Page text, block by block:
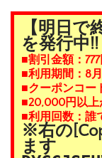
【明日で
を発行中!!
■割引金額：777
■利用期間：8
■クーポンコー
■20,000円以上
■利用回数：誰
※右の
ます